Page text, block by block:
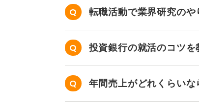
転職活動で業界研究のや
投資銀行の就活のコツを
年間売上がどれくらい